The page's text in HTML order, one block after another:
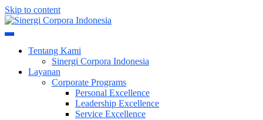
Skip to content
Sinergi Corpora Indonesia
Tentang Kami
Sinergi Corpora Indonesia
Layanan
Corporate Programs
Personal Excellence
Leadership Excellence
Service Excellence